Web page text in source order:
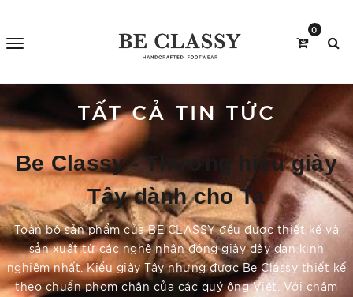
0
TẤT CẢ TIN TỨC
Be Classy - Thương hiệu giày
Tây dành cho Ta
Toàn bộ sản phẩm của BE CLASSY đều được thiết kế và
sản xuất từ các nghệ nhân đóng giày dày dạn kinh
nghiệm nhất. Kiểu giày Tây nhưng được Be Classy thiết kế
theo chuẩn phom chân của các quý ông Việt. Với châm